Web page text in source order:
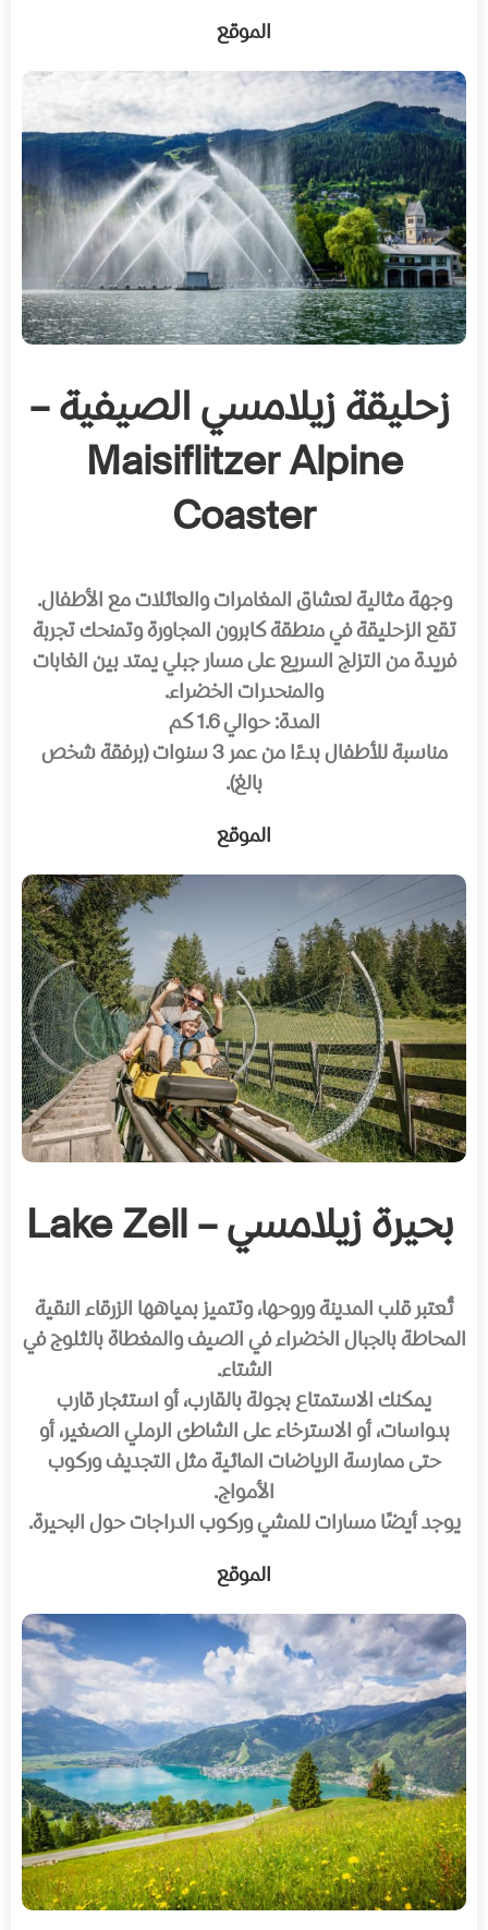
الموقع
زحليقة زيلامسي الصيفية –
Maisiflitzer Alpine
Coaster
وجهة مثالية لعشاق المغامرات والعائلات مع الأطفال.
تقع الزحليقة في منطقة كابرون المجاورة وتمنحك تجربة
فريدة من التزلج السريع على مسار جبلي يمتد بين الغابات
والمنحدرات الخضراء.
المدة: حوالي 1.6 كم
مناسبة للأطفال بدءًا من عمر 3 سنوات (برفقة شخص
بالغ).
الموقع
بحيرة زيلامسي – Lake Zell
تُعتبر قلب المدينة وروحها، وتتميز بمياهها الزرقاء النقية
المحاطة بالجبال الخضراء في الصيف والمغطاة بالثلوج في
الشتاء.
يمكنك الاستمتاع بجولة بالقارب، أو استئجار قارب
بدواسات، أو الاسترخاء على الشاطئ الرملي الصغير، أو
حتى ممارسة الرياضات المائية مثل التجديف وركوب
الأمواج.
يوجد أيضًا مسارات للمشي وركوب الدراجات حول البحيرة.
الموقع